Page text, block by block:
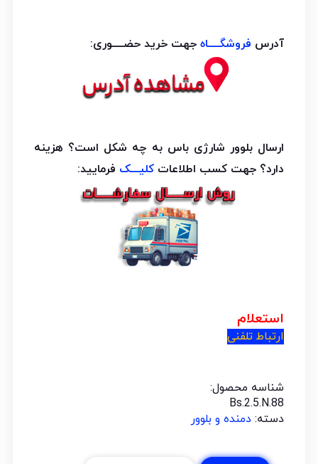
آدرس فروشگــــاهجهت خرید حضــــوری:
ارسال بلوور شارژی باس به چه شکل است؟ هزینه
دارد؟ جهت کسب اطلاعات کلیـــک فرمایید:
استعلام
ارتباط تلفنی
شناسه محصول:
Bs.2.5.N.88
دسته: دمنده و بلوور